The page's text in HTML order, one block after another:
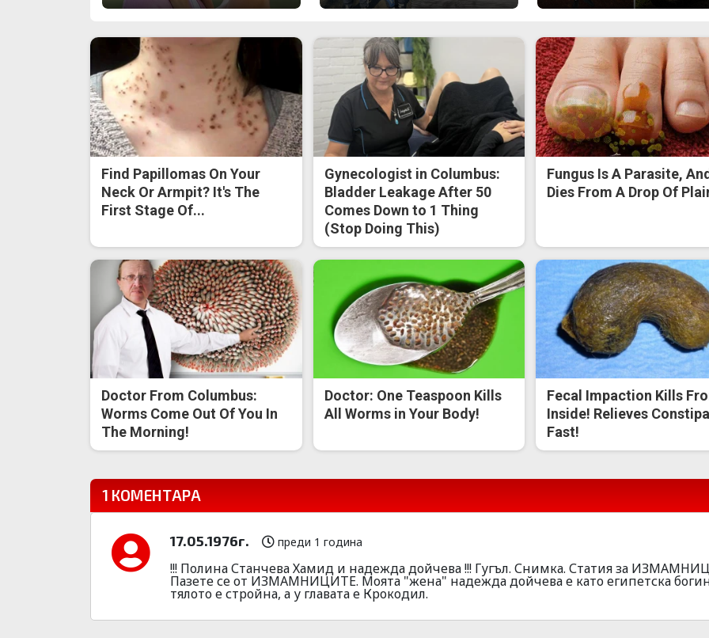
Find Papillomas On Your
Neck Or Armpit? It's The
First Stage Of...
Gynecologist in Columbus:
Bladder Leakage After 50
Comes Down to 1 Thing
(Stop Doing This)
Fungus Is A Parasite,
Dies From A Drop Of
Doctor From Columbus:
Worms Come Out Of You In
The Morning!
Doctor: One Teaspoon Kills
All Worms in Your Body!
Fecal Impaction Kills
Inside! Relieves
Fast!
1 КОМЕНТАРА
17.05.1976г. преди 1 година
!!! Полина Станчева Хамид и надежда дойчева !!! Гугъл. Снимка. Статия за
Пазете се от ИЗМАМНИЦИТЕ. Моята "жена" надежда дойчева е като египетска
тялото е стройна, а у главата е Крокодил.